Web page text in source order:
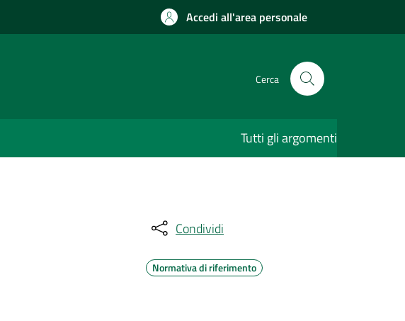
Accedi all'area personale
Cerca
Tutti gli argomenti
Condividi
Normativa di riferimento